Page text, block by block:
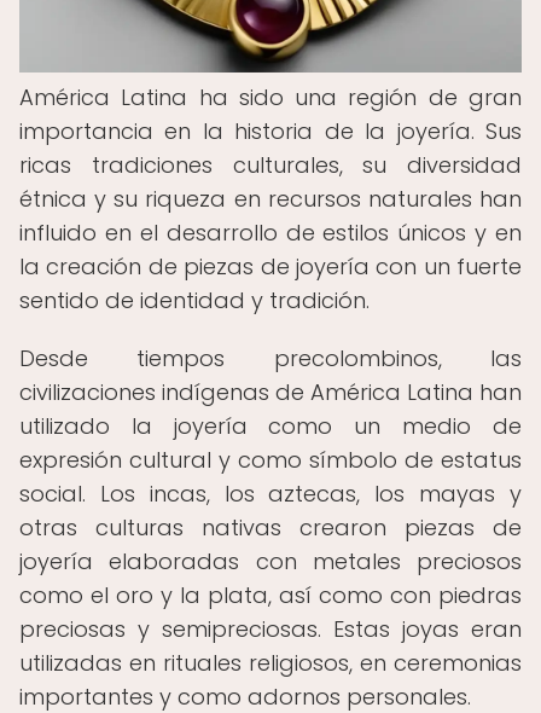
América Latina ha sido una región de gran
importancia en la historia de la joyería. Sus
ricas tradiciones culturales, su diversidad
étnica y su riqueza en recursos naturales han
influido en el desarrollo de estilos únicos y en
la creación de piezas de joyería con un fuerte
sentido de identidad y tradición.
Desde tiempos precolombinos, las
civilizaciones indígenas de América Latina han
utilizado la joyería como un medio de
expresión cultural y como símbolo de estatus
social. Los incas, los aztecas, los mayas y
otras culturas nativas crearon piezas de
joyería elaboradas con metales preciosos
como el oro y la plata, así como con piedras
preciosas y semipreciosas. Estas joyas eran
utilizadas en rituales religiosos, en ceremonias
importantes y como adornos personales.